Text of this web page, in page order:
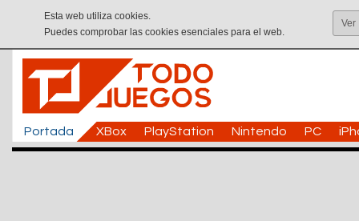
Esta web utiliza cookies.
Puedes comprobar las cookies esenciales para el web.
Ver
Portada XBox PlayStation Nintendo PC